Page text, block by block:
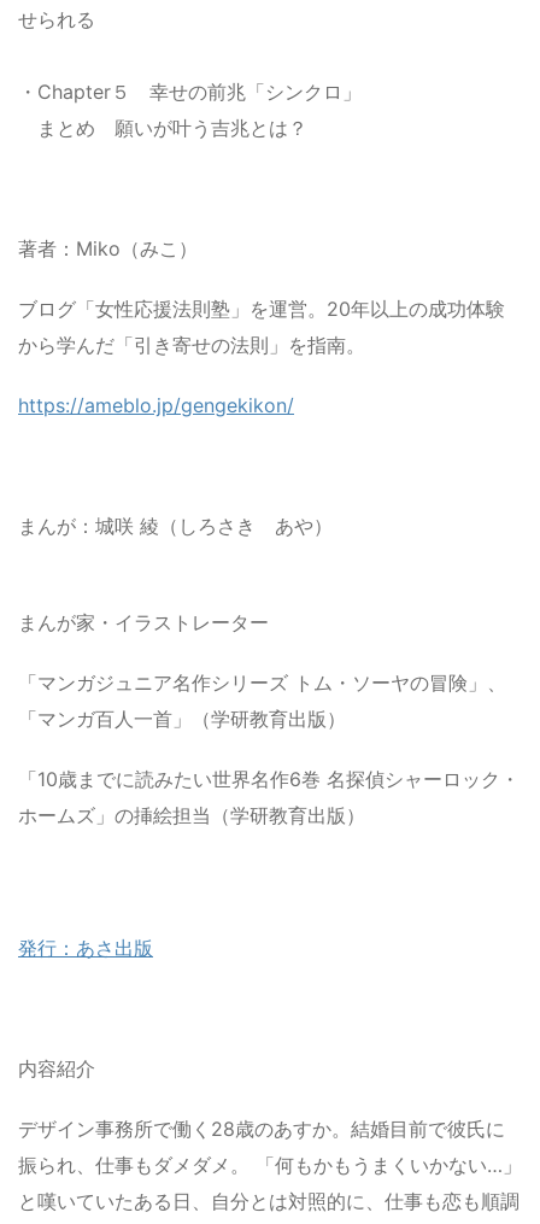
せられる
・Chapter５ 幸せの前兆「シンクロ」
まとめ 願いが叶う吉兆とは？
著者：Miko（みこ）
ブログ「女性応援法則塾」を運営。20年以上の成功体験
から学んだ「引き寄せの法則」を指南。
https://ameblo.jp/gengekikon/
まんが：城咲 綾（しろさき あや）
まんが家・イラストレーター
「マンガジュニア名作シリーズ トム・ソーヤの冒険」、
「マンガ百人一首」（学研教育出版）
「10歳までに読みたい世界名作6巻 名探偵シャーロック・
ホームズ」の挿絵担当（学研教育出版）
発行：あさ出版
内容紹介
デザイン事務所で働く28歳のあすか。結婚目前で彼氏に
振られ、仕事もダメダメ。 「何もかもうまくいかない…」
と嘆いていたある日、自分とは対照的に、仕事も恋も順調